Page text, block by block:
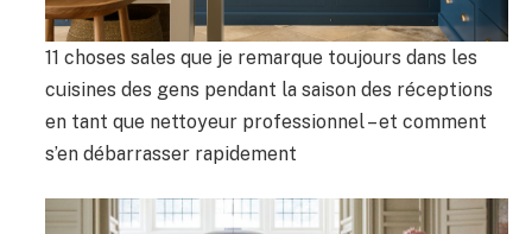
11 choses sales que je remarque toujours dans les
cuisines des gens pendant la saison des réceptions
en tant que nettoyeur professionnel – et comment
s’en débarrasser rapidement